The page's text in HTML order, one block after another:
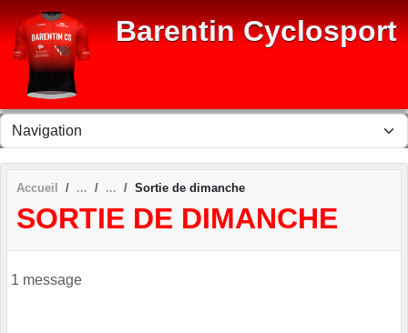
Barentin Cyclosport
Accueil Sortie de dimanche
SORTIE DE DIMANCHE
1 message
Panneau de gestion des cookies